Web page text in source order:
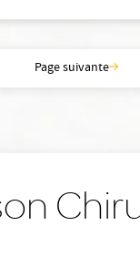
Page suivante